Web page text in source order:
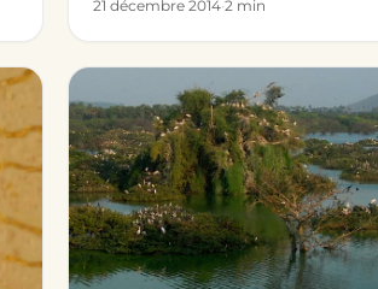
21 décembre 2014·2 min